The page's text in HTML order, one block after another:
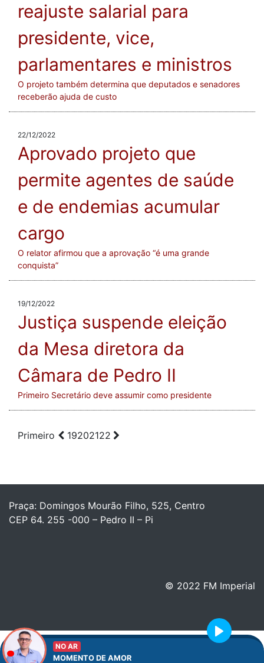
reajuste salarial para
presidente, vice,
parlamentares e ministros
O projeto também determina que deputados e senadores
receberão ajuda de custo
22/12/2022
Aprovado projeto que
permite agentes de saúde
e de endemias acumular
cargo
O relator afirmou que a aprovação “é uma grande
conquista”
19/12/2022
Justiça suspende eleição
da Mesa diretora da
Câmara de Pedro II
Primeiro Secretário deve assumir como presidente
Primeiro 19202122
NO AR
MOMENTO DE AMOR
Play
Praça: Domingos Mourão Filho, 525, Centro
CEP 64. 255 -000 – Pedro II – Pi
© 2022 FM Imperial